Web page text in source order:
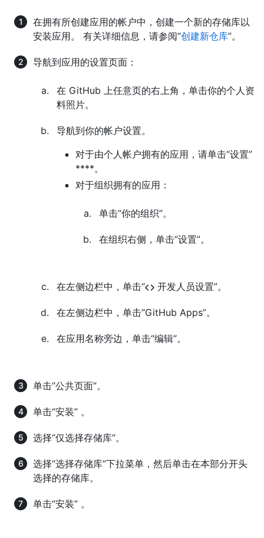
在拥有所创建应用的帐户中，创建一个新的存储库以
安装应用。 有关详细信息，请参阅“创建新仓库”。
导航到应用的设置页面：
在 GitHub 上任意页的右上角，单击你的个人资
料照片。
导航到你的帐户设置。
对于由个人帐户拥有的应用，请单击“设置”
****。
对于组织拥有的应用：
单击“你的组织”。
在组织右侧，单击“设置”。
在左侧边栏中，单击“ 开发人员设置”。
在左侧边栏中，单击“GitHub Apps”。
在应用名称旁边，单击“编辑”。
单击“公共页面”。
单击“安装” 。
选择“仅选择存储库”。
选择“选择存储库”下拉菜单，然后单击在本部分开头
选择的存储库。
单击“安装” 。